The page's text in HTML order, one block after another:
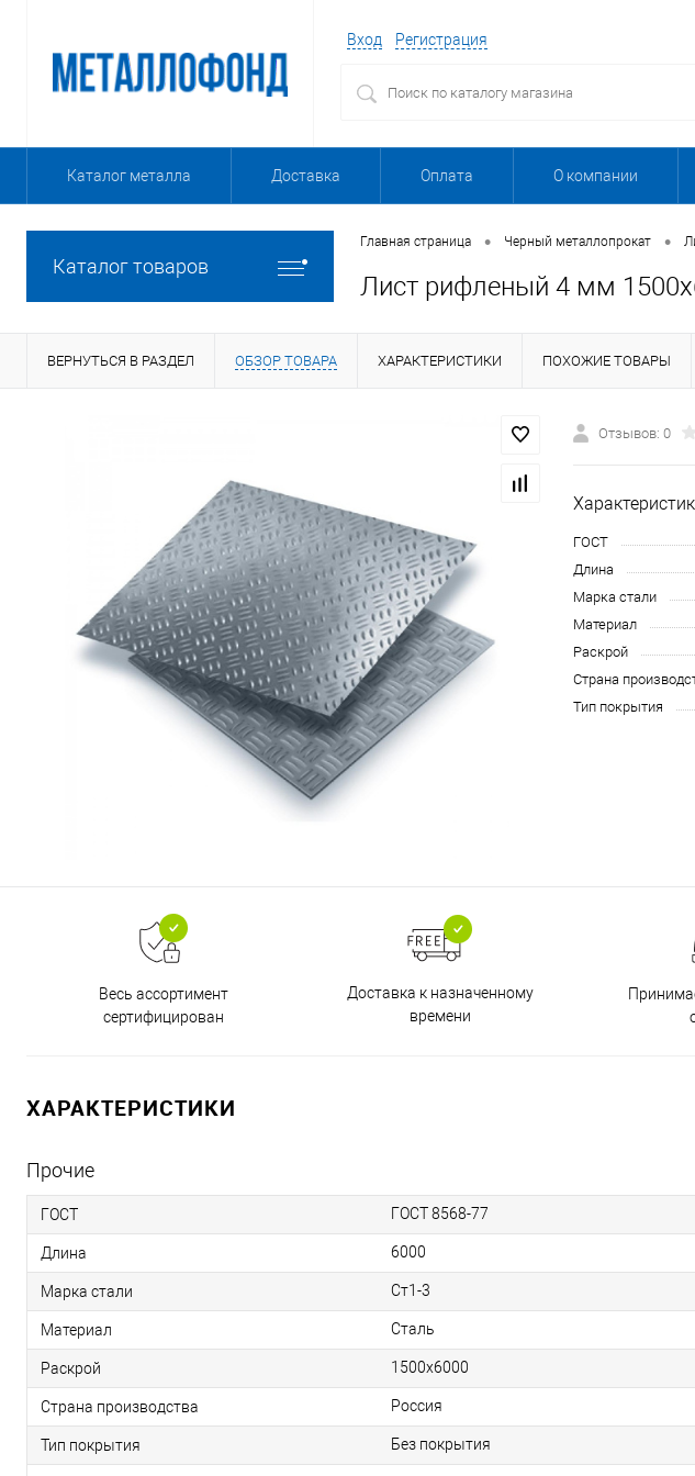
Вход Регистрация
Каталог металла Доставка Оплата О компании
Каталог товаров
Главная страница • Черный металлопрокат •
Лист рифленый 4 мм
ВЕРНУТЬСЯ В РАЗДЕЛ ОБЗОР ТОВАРА ХАРАКТЕРИСТИКИ ПОХОЖИЕ ТОВАРЫ
Отзывов: 0
ГОСТ
Длина
Марка стали
Материал
Раскрой
Страна
Тип покрытия
Весь ассортимент
сертифицирован
Доставка к назначенному
времени
ХАРАКТЕРИСТИКИ
Прочие
ГОСТ ГОСТ 8568-77
Длина 6000
Марка стали Ст1-3
Материал Сталь
Раскрой 1500x6000
Страна производства Россия
Тип покрытия Без покрытия